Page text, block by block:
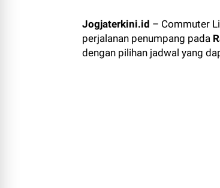
Jogjaterkini.id – Commuter
perjalanan penumpang pada
dengan pilihan jadwal yang